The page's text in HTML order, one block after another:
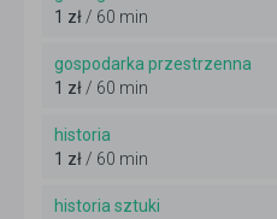
1 zł/ 60 min
gospodarka przestrzenna
1 zł/ 60 min
historia
1 zł/ 60 min
historia sztuki